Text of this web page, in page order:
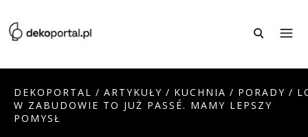
DEKOPORTAL / ARTYKUŁY / KUCHNIA / PORADY /
W ZABUDOWIE TO JUŻ PASSÉ. MAMY LEPSZY
POMYSŁ